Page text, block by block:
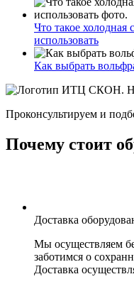
Что такое холодная
использовать
Как выбрать
Проконсультируем и
Почему стоит
Доставка
Мы осуществляем
заботимся о
Доставка